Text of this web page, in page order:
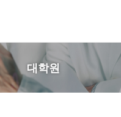
대학원